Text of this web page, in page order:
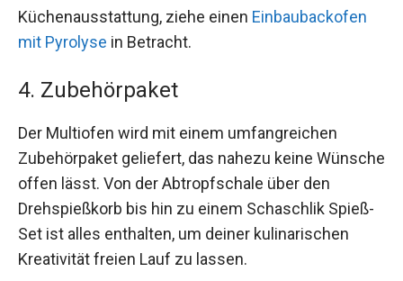
Küchenausstattung, ziehe einen Einbaubackofen
mit Pyrolyse in Betracht.
4. Zubehörpaket
Der Multiofen wird mit einem umfangreichen
Zubehörpaket geliefert, das nahezu keine Wünsche
offen lässt. Von der Abtropfschale über den
Drehspießkorb bis hin zu einem Schaschlik Spieß-
Set ist alles enthalten, um deiner kulinarischen
Kreativität freien Lauf zu lassen.